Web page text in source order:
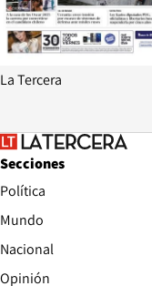
La Tercera
Secciones
Política
Mundo
Nacional
Opinión